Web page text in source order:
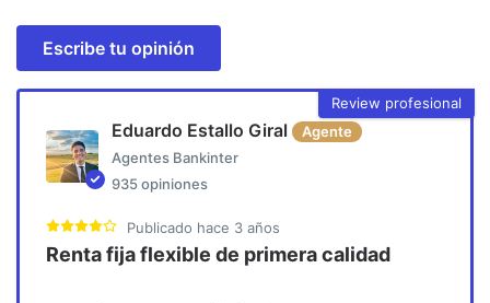
Escribe tu opinión
Review profesional
Eduardo Estallo Giral
Agente
Agentes Bankinter
935 opiniones
Publicado hace 3 años
Renta fija flexible de primera calidad